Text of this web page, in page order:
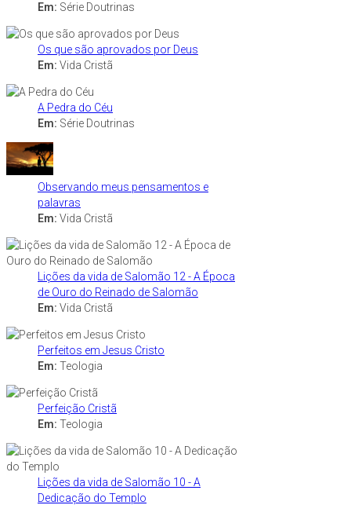
Em: Série Doutrinas
Os que são aprovados por Deus
Em: Vida Cristã
A Pedra do Céu
Em: Série Doutrinas
Observando meus pensamentos e
palavras
Em: Vida Cristã
Lições da vida de Salomão 12 - A Época
de Ouro do Reinado de Salomão
Em: Vida Cristã
Perfeitos em Jesus Cristo
Em: Teologia
Perfeição Cristã
Em: Teologia
Lições da vida de Salomão 10 - A
Dedicação do Templo